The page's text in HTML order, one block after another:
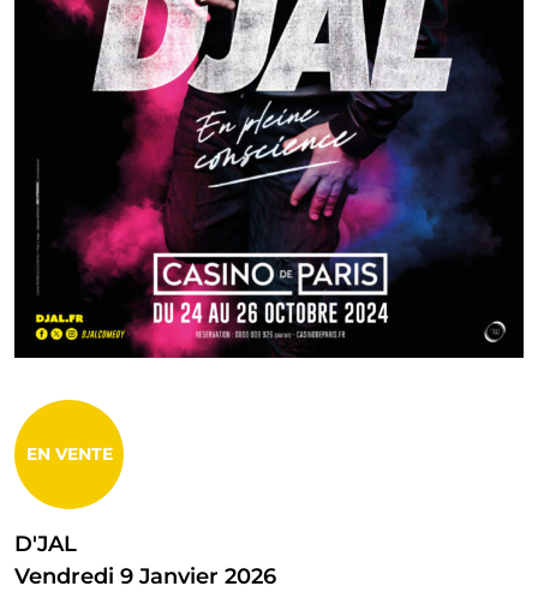
EN VENTE
D'JAL
Vendredi 9 Janvier 2026